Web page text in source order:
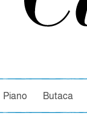
Piano Butaca